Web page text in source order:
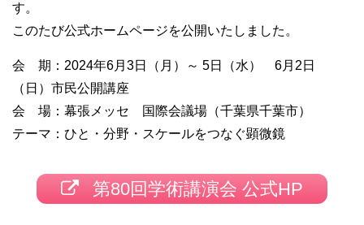
す。
このたび公式ホームページを公開いたしました。
会 期：2024年6月3日（月）～ 5日（水） 6月2日
（日）市民公開講座
会 場：幕張メッセ 国際会議場（千葉県千葉市）
テーマ：ひと・分野・スケールをつなぐ顕微鏡
第80回学術講演会 公式HP